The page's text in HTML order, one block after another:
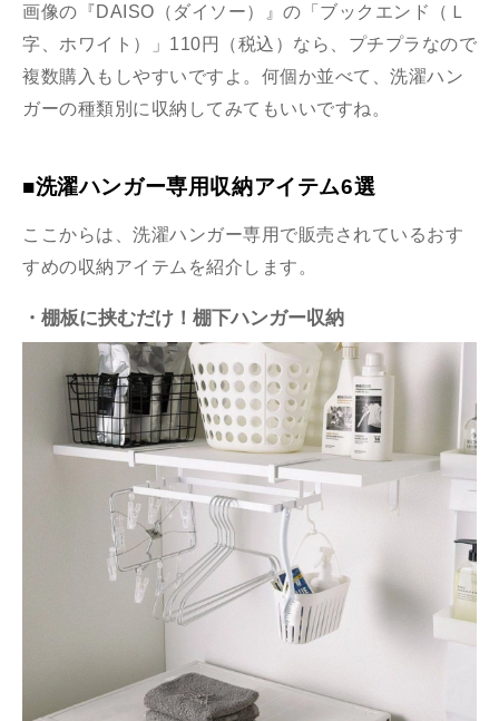
画像の『DAISO（ダイソー）』の「ブックエンド（Ｌ
字、ホワイト）」110円（税込）なら、プチプラなので
複数購入もしやすいですよ。何個か並べて、洗濯ハン
ガーの種類別に収納してみてもいいですね。
■洗濯ハンガー専用収納アイテム6選
ここからは、洗濯ハンガー専用で販売されているおす
すめの収納アイテムを紹介します。
・棚板に挟むだけ！棚下ハンガー収納